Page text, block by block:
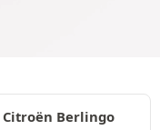
Citroën Berlingo